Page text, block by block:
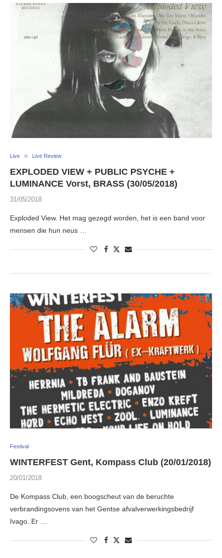
Live Live Review
EXPLODED VIEW + PUBLIC PSYCHE +
LUMINANCE Vorst, BRASS (30/05/2018)
31/05/2018
Exploded View. Het mag gezegd worden, het is een band voor
mensen die hun neus …
Festival
WINTERFEST Gent, Kompass Club (20/01/2018)
20/01/2018
De Kompass Club, een boogscheut van de beruchte
verbrandingsovens van het Gentse afvalverwerkingsbedrijf
Ivago. Er …